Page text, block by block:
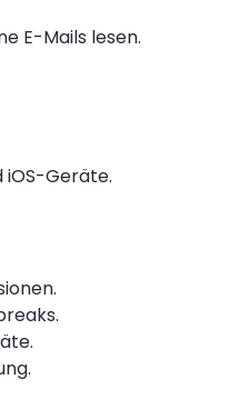
E-Mails lesen.
iOS-Geräte.